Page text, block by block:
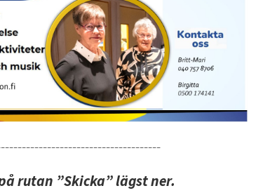
rutan ”Skicka” lägst ner.